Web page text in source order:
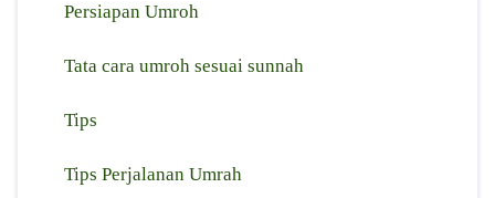
Persiapan Umroh
Tata cara umroh sesuai sunnah
Tips
Tips Perjalanan Umrah